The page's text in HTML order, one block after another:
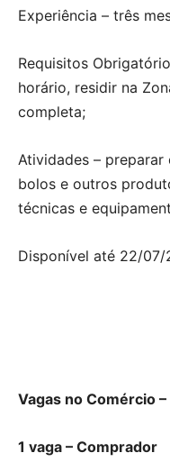
Experiência – três
Requisitos
horário, residir na
completa;
Atividades –
bolos e outros
técnicas e
Disponível até 22/
Vagas no Comércio –
1 vaga – Comprador